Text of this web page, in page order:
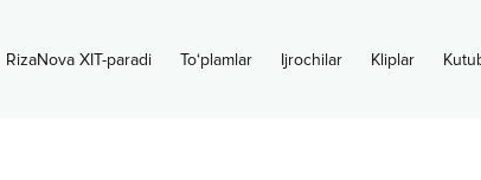
RizaNova XIT-paradi To‘plamlar Ijrochilar Kliplar